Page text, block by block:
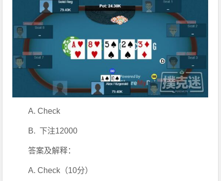
A. Check
B.  下注12000
答案及解释：
A. Check（10分）